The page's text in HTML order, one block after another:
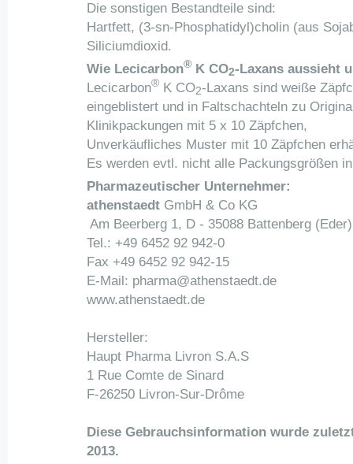
Die sonstigen Bestandteile sind:
Hartfett, (3-sn-Phosphatidyl)cholin (aus
Siliciumdioxid.
Wie Lecicarbon® K CO2-Laxans aussieht
Lecicarbon® K CO2-Laxans sind weiße
eingeblistert und in Faltschachteln zu
Klinikpackungen mit 5 x 10 Zäpfchen,
Unverkäufliches Muster mit 10 Zäpfchen
Es werden evtl. nicht alle Packungsgrößen
Pharmazeutischer Unternehmer:
athenstaedt GmbH & Co KG
Am Beerberg 1, D - 35088 Battenberg (Eder)
Tel.: +49 6452 92 942-0
Fax +49 6452 92 942-15
E-Mail: pharma@athenstaedt.de
www.athenstaedt.de
Hersteller:
Haupt Pharma Livron S.A.S
1 Rue Comte de Sinard
F-26250 Livron-Sur-Drôme
Diese Gebrauchsinformation wurde
2013.